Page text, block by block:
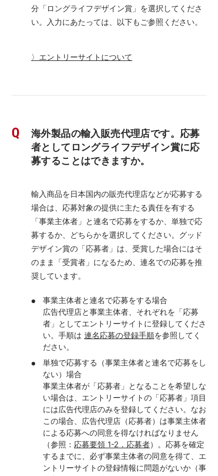
分「ロングライフデザイン賞」を選択してくださ
い。入力にあたっては、以下もご参照ください。
〉エントリーサイトについて
海外製品の輸入販売代理店です。応募
者としてロングライフデザイン賞に応
募することはできますか。
輸入商品を日本国内の販売代理店などが応募する
場合は、応募対象の提供に主たる責任を有する
「事業主体者」と連名で応募をするか、単独で応
募するか、どちらかを選択してください。グッド
デザイン賞の「応募者」は、受賞した場合にはそ
のまま「受賞者」になるため、連名での応募を推
奨しています。
事業主体者と連名で応募をする場合
広告代理店と事業主体者、それぞれを「応募
者」としてエントリーサイトに登録してくださ
い。手順は 連名応募の登録手順を参照してく
ださい。
単独で応募する（事業主体者と連名で応募をし
ない）場合
事業主体者が「応募者」となることを希望しな
い場合は、エントリーサイトの「応募者」項目
には広告代理店のみを登録してください。なお
この場合、広告代理店（応募者）は事業主体者
による応募への同意を得なければなりません
（参照： 応募要領 1-2．応募者）。応募を確定
するまでに、必ず事業主体者の同意を得て、エ
ントリーサイトの登録情報に問題がないか（事